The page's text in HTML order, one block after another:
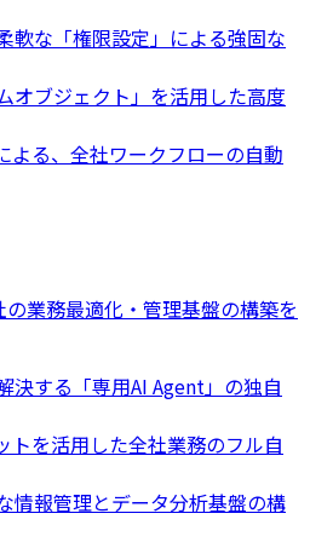
軟な「権限設定」による強固な
オブジェクト」を活用した高度
よる、全社ワークフローの自動
業務最適化・管理基盤の構築を
決する「専用AI Agent」の独自
トを活用した全社業務のフル自
情報管理とデータ分析基盤の構